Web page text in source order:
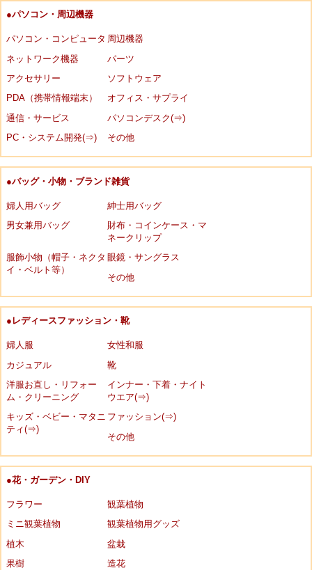
●パソコン・周辺機器
パソコン・コンピュータ 周辺機器
ネットワーク機器
パーツ
アクセサリー
ソフトウェア
PDA（携帯情報端末）
オフィス・サプライ
通信・サービス
パソコンデスク(⇒)
PC・システム開発(⇒)
その他
●バッグ・小物・ブランド雑貨
婦人用バッグ
紳士用バッグ
男女兼用バッグ
財布・コインケース・マ
ネークリップ
服飾小物（帽子・ネクタ
イ・ベルト等）
眼鏡・サングラス
その他
●レディースファッション・靴
婦人服
女性和服
カジュアル
靴
洋服お直し・リフォー
ム・クリーニング
インナー・下着・ナイト
ウエア(⇒)
キッズ・ベビー・マタニ
ティ(⇒)
ファッション(⇒)
その他
●花・ガーデン・DIY
フラワー
観葉植物
ミニ観葉植物
観葉植物用グッズ
植木
盆栽
果樹
造花